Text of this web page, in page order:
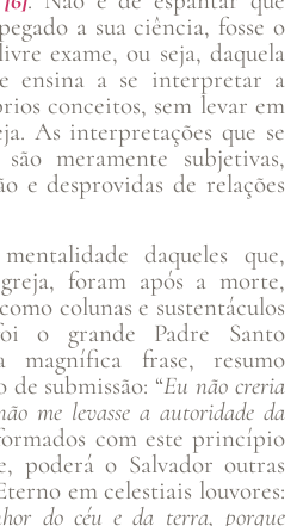
a sua ciência, fosse o
exame, ou seja, daquela
ensina a se interpretar a
conceitos, sem levar em
As interpretações que se
meramente subjetivas,
e desprovidas de relações
daqueles que,
foram após a morte,
colunas e sustentáculos
o grande Padre Santo
frase, resumo
submissão: “Eu não creria
me levasse a autoridade da
com este princípio
poderá o Salvador outras
em celestiais louvores:
do céu e da terra, porque